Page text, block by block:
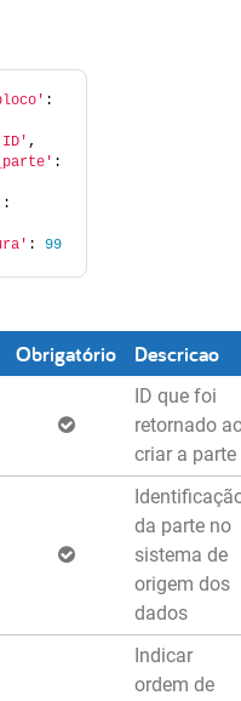
,
: 99
Obrigatório Descricao
ID que foi
retornado
criar a parte
da parte no
sistema de
origem dos
dados
Indicar
ordem de